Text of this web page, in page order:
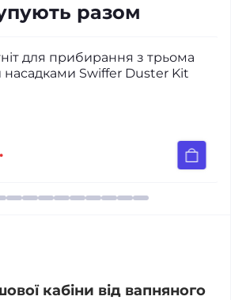
разом
для прибирання з трьома
Swiffer Duster Kit
кабіни від вапняного